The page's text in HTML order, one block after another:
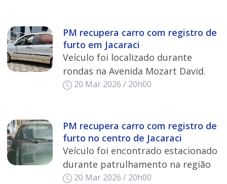
PM recupera carro com registro de
furto em Jacaraci
Veículo foi localizado durante
rondas na Avenida Mozart David.
20 Mar 2026 / 20h00
PM recupera carro com registro de
furto no centro de Jacaraci
Veículo foi encontrado estacionado
durante patrulhamento na região
20 Mar 2026 / 20h00